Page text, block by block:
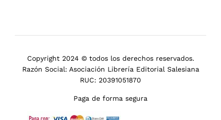
Copyright 2024 © todos los derechos reservados.
Razón Social: Asociación Librería Editorial Salesiana
RUC: 20391051870
Paga de forma segura